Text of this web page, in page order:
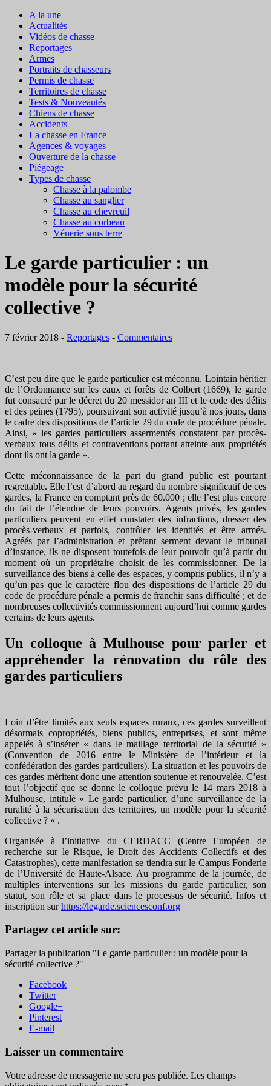
A la une
Actualités
Vidéos de chasse
Reportages
Armes
Portraits de chasseurs
Permis de chasse
Territoires de chasse
Tests & Nouveautés
Chiens de chasse
Accidents
La chasse en France
Agences & voyages
Ouverture de la chasse
Piégeage
Types de chasse
Chasse à la palombe
Chasse au sanglier
Chasse au chevreuil
Chasse au corbeau
Vénerie sous terre
Le garde particulier : un
modèle pour la sécurité
collective ?
7 février 2018 - Reportages - Commentaires
C’est peu dire que le garde particulier est méconnu. Lointain héritier
de l’Ordonnance sur les eaux et forêts de Colbert (1669), le garde
fut consacré par le décret du 20 messidor an III et le code des délits
et des peines (1795), poursuivant son activité jusqu’à nos jours, dans
le cadre des dispositions de l’article 29 du code de procédure pénale.
Ainsi, « les gardes particuliers assermentés constatent par procès-
verbaux tous délits et contraventions portant atteinte aux propriétés
dont ils ont la garde ».
Cette méconnaissance de la part du grand public est pourtant
regrettable. Elle l’est d’abord au regard du nombre significatif de ces
gardes, la France en comptant près de 60.000 ; elle l’est plus encore
du fait de l’étendue de leurs pouvoirs. Agents privés, les gardes
particuliers peuvent en effet constater des infractions, dresser des
procès-verbaux et parfois, contrôler les identités et être armés.
Agréés par l’administration et prêtant serment devant le tribunal
d’instance, ils ne disposent toutefois de leur pouvoir qu’à partir du
moment où un propriétaire choisit de les commissionner. De la
surveillance des biens à celle des espaces, y compris publics, il n’y a
qu’un pas que le caractère flou des dispositions de l’article 29 du
code de procédure pénale a permis de franchir sans difficulté ; et de
nombreuses collectivités commissionnent aujourd’hui comme gardes
certains de leurs agents.
Un colloque à Mulhouse pour parler et
appréhender la rénovation du rôle des
gardes particuliers
Loin d’être limités aux seuls espaces ruraux, ces gardes surveillent
désormais copropriétés, biens publics, entreprises, et sont même
appelés à s’insérer « dans le maillage territorial de la sécurité »
(Convention de 2016 entre le Ministère de l’intérieur et la
confédération des gardes particuliers). La situation et les pouvoirs de
ces gardes méritent donc une attention soutenue et renouvelée. C’est
tout l’objectif que se donne le colloque prévu le 14 mars 2018 à
Mulhouse, intitulé « Le garde particulier, d’une surveillance de la
ruralité à la sécurisation des territoires, un modèle pour la sécurité
collective ? « .
Organisée à l’initiative du CERDACC (Centre Européen de
recherche sur le Risque, le Droit des Accidents Collectifs et des
Catastrophes), cette manifestation se tiendra sur le Campus Fonderie
de l’Université de Haute-Alsace. Au programme de la journée, de
multiples interventions sur les missions du garde particulier, son
statut, son rôle et sa place dans le processus de sécurité. Infos et
inscription surhttps://legarde.sciencesconf.org
Partagez cet article sur:
Partager la publication "Le garde particulier : un modèle pour la
sécurité collective ?"
Facebook
Twitter
Google+
Pinterest
E-mail
Laisser un commentaire
Votre adresse de messagerie ne sera pas publiée. Les champs